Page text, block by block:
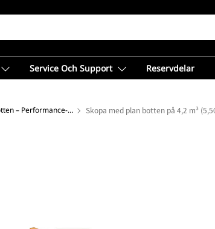
Service Och Support Reservdelar
Skopor med plan botten – Performance-serien Skopa med plan botten på 4,2 m³